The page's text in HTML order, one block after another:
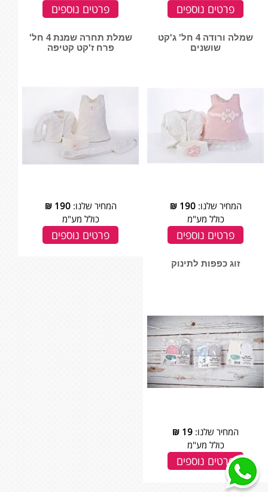
פרטים נוספים פרטים נוספים
שמלה ורודה 4 חל' ג'קט
שושנים
המחיר שלנו:190
₪
כולל מע"מ
פרטים נוספים
שמלת תחרה שמנת 4 חל'
פרח ז'קט קטיפה
המחיר שלנו:190
₪
כולל מע"מ
פרטים נוספים
זוג כפפות לתינוק
המחיר שלנו: 19
₪
כולל מע"מ
פרטים נוספים